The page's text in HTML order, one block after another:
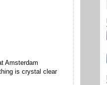
Amsterdam
is crystal clear